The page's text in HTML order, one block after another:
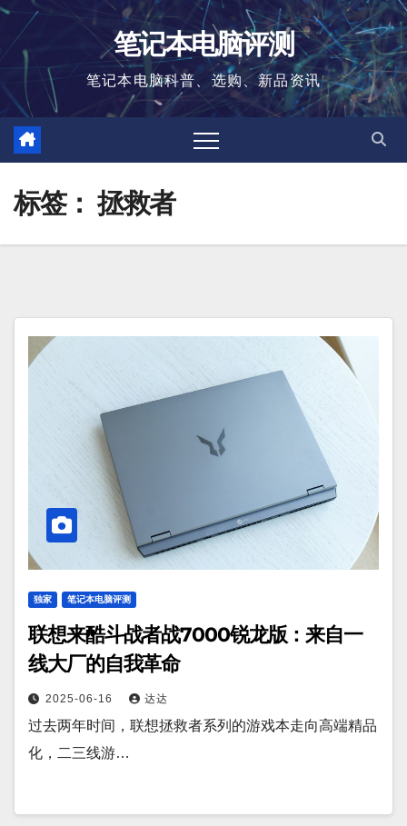
跳
至
笔记本电脑评测
笔记本电脑科普、选购、新品资讯
标签：拯救者
独家 笔记本电脑评测
联想来酷斗战者战7000锐龙版：来自一
线大厂的自我革命
2025-06-16 达达
过去两年时间，联想拯救者系列的游戏本走向高端精品
化，二三线游…